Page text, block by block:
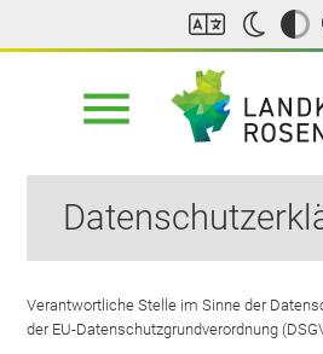
menu
Suchbegriffe
Verantwortliche Stelle im Sinne der
der EU-Datenschutzgrundverordnung